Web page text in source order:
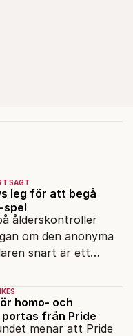
SAGT
leg för att begå
spel
ålderskontroller
om den anonyma
snart är ett
homo- och
portas från Pride
menar att Pride